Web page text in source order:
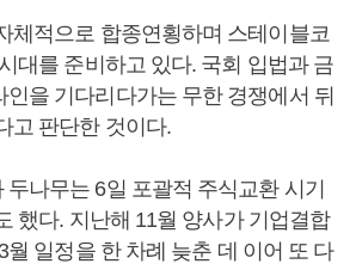
체적으로 합종연횡하며 스테이블코
대를 준비하고 있다. 국회 입법과 금
을 기다리다가는 무한 경쟁에서 뒤
고 판단한 것이다.
나무는 6일 포괄적 주식교환 시기
했다. 지난해 11월 양사가 기업결합
월 일정을 한 차례 늦춘 데 이어 또 다